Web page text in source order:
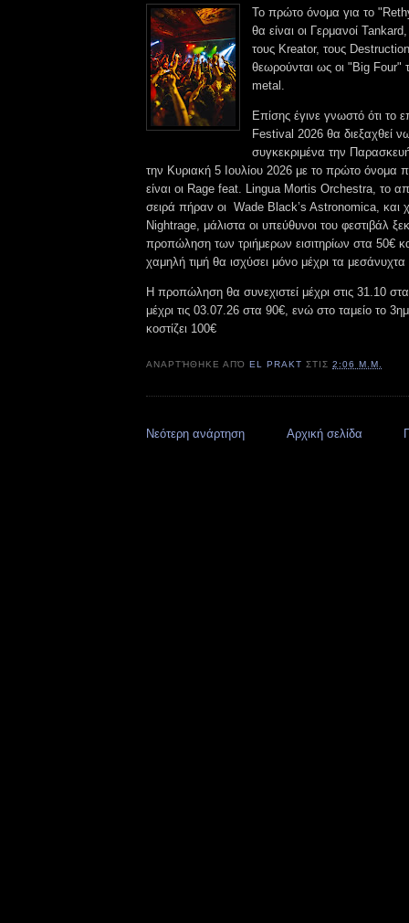
Το πρώτο όνομα για το
θα είναι οι Γερμανοί Tankard,
τους Kreator, τους
θεωρούνται ως οι "Big Four"
metal.
Επίσης έγινε γνωστό ότι το
Festival 2026 θα διεξαχθεί
συγκεκριμένα την
την Κυριακή 5 Ιουλίου 2026 με το πρώτο όνομα
είναι οι Rage feat. Lingua Mortis Orchestra, το
σειρά πήραν οι Wade Black’s Astronomica, και
Nightrage, μάλιστα οι υπεύθυνοι του φεστιβάλ
προπώληση των τριήμερων εισιτηρίων στα 50€
χαμηλή τιμή θα ισχύσει μόνο μέχρι τα
Η προπώληση θα συνεχιστεί μέχρι στις 31.10
μέχρι τις 03.07.26 στα 90€, ενώ στο ταμείο το
κοστίζει 100€
ΑΝΑΡΤΉΘΗΚΕ ΑΠΌEL PRAKT ΣΤΙΣ2:06 Μ.Μ.
Νεότερη ανάρτηση Αρχική σελίδα